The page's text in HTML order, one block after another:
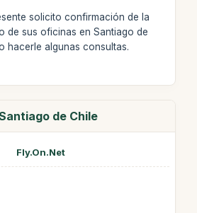
solicito confirmación de la
de sus oficinas en Santiago de
hacerle algunas consultas.
de Chile
Fly.On.Net